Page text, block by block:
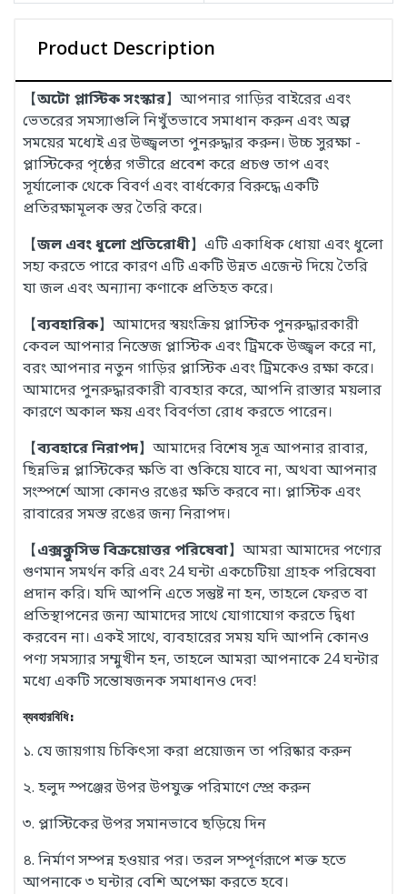
Product Description
【অটো প্লাস্টিক সংস্কার】আপনার গাড়ির বাইরের এবং
ভেতরের সমস্যাগুলি নিখুঁতভাবে সমাধান করুন এবং অল্প
সময়ের মধ্যেই এর উজ্জ্বলতা পুনরুদ্ধার করুন। উচ্চ সুরক্ষা -
প্লাস্টিকের পৃষ্ঠের গভীরে প্রবেশ করে প্রচণ্ড তাপ এবং
সূর্যালোক থেকে বিবর্ণ এবং বার্ধক্যের বিরুদ্ধে একটি
প্রতিরক্ষামূলক স্তর তৈরি করে।
【জল এবং ধুলো প্রতিরোধী】এটি একাধিক ধোয়া এবং ধুলো
সহ্য করতে পারে কারণ এটি একটি উন্নত এজেন্ট দিয়ে তৈরি
যা জল এবং অন্যান্য কণাকে প্রতিহত করে।
【ব্যবহারিক】আমাদের স্বয়ংক্রিয় প্লাস্টিক পুনরুদ্ধারকারী
কেবল আপনার নিস্তেজ প্লাস্টিক এবং ট্রিমকে উজ্জ্বল করে না,
বরং আপনার নতুন গাড়ির প্লাস্টিক এবং ট্রিমকেও রক্ষা করে।
আমাদের পুনরুদ্ধারকারী ব্যবহার করে, আপনি রাস্তার ময়লার
কারণে অকাল ক্ষয় এবং বিবর্ণতা রোধ করতে পারেন।
【ব্যবহারে নিরাপদ】আমাদের বিশেষ সূত্র আপনার রাবার,
ছিন্নভিন্ন প্লাস্টিকের ক্ষতি বা শুকিয়ে যাবে না, অথবা আপনার
সংস্পর্শে আসা কোনও রঙের ক্ষতি করবে না। প্লাস্টিক এবং
রাবারের সমস্ত রঙের জন্য নিরাপদ।
【এক্সক্লুসিভ বিক্রয়োত্তর পরিষেবা】আমরা আমাদের পণ্যের
গুণমান সমর্থন করি এবং 24 ঘন্টা একচেটিয়া গ্রাহক পরিষেবা
প্রদান করি। যদি আপনি এতে সন্তুষ্ট না হন, তাহলে ফেরত বা
প্রতিস্থাপনের জন্য আমাদের সাথে যোগাযোগ করতে দ্বিধা
করবেন না। একই সাথে, ব্যবহারের সময় যদি আপনি কোনও
পণ্য সমস্যার সম্মুখীন হন, তাহলে আমরা আপনাকে 24 ঘন্টার
মধ্যে একটি সন্তোষজনক সমাধানও দেব!
ব্যবহারবিধি:
১. যে জায়গায় চিকিৎসা করা প্রয়োজন তা পরিষ্কার করুন
২. হলুদ স্পঞ্জের উপর উপযুক্ত পরিমাণে স্প্রে করুন
৩. প্লাস্টিকের উপর সমানভাবে ছড়িয়ে দিন
৪. নির্মাণ সম্পন্ন হওয়ার পর। তরল সম্পূর্ণরূপে শক্ত হতে
আপনাকে ৩ ঘন্টার বেশি অপেক্ষা করতে হবে।